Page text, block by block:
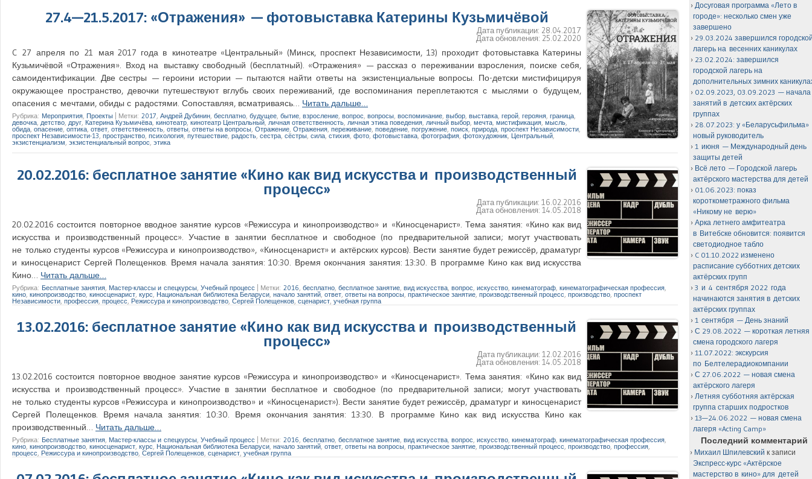
27.4—21.5.2017: «Отражения» — фотовыставка Катерины Кузьмичёвой
Дата публикации: 28.04.2017
Дата обновления: 25.02.2020
C 27 апреля по 21 мая 2017 года в кинотеатре «Центральный» (Минск, проспект Независимости, 13) проходит фотовыставка Катерины
Кузьмичёвой «Отражения». Вход на выставку свободный (бесплатный). «Отражения» — рассказ о переживании взросления, поиске себя,
самоидентификации. Две сестры — героини истории — пытаются найти ответы на экзистенциальные вопросы. По-детски мистифицируя
окружающее пространство, девочки путешествуют вглубь своих переживаний, где воспоминания переплетаются с мыслями о будущем,
опасения с мечтами, обиды с радостями. Сопоставляя, всматриваясь… Читать дальше…
Рубрика: Мероприятия Проекты Метки: 2017 Андрей Дубинин бесплатно будущее бытие взросление вопрос вопросы воспоминание выбор выставка герой герояня граница
девочка детство друг, Катерина Кузьмичёва кинотеатр,кинотеатр Центральный личная ответственность личная этика поведения личный выбор мечта мистификация мысль
обида опасение ,оптика ответ ответственность ответы ответы на вопросы Отражение Отражения переживание поведение, погружение поиск ,природа проспект Независимости
проспект Независимости-13 пространство психология путешествие радость сестра сёстры сила ,стихия фото ,фотовыставка фотография фотохудожник Центральный
экзистенциализм экзистенциальный вопрос этика
20.02.2016: бесплатное занятие «Кино как вид искусства и производственный
процесс»
Дата публикации:16.02.2016
Дата обновления:14.05.2018
20.02.2016 состоится повторное вводное занятие курсов «Режиссура и кинопроизводство» и «Киносценарист». Тема занятия: «Кино как вид
искусства и производственный процесс». Участие в занятии бесплатное и свободное (по предварительной записи; могут участвовать
не только студенты курсов «Режиссура и кинопроизводство», «Киносценарист» и актёрских курсов). Вести занятие будет режиссёр, драматург
и киносценарист Сергей Полещенков. Время начала занятия: 10:30. Время окончания занятия: 13:30. В программе Кино как вид искусства
Кино… Читать дальше…
Рубрика: Бесплатные занятия, Мастер-классы и спецкурсы, Учебный процесс Метки: 2016, бесплатно, бесплатное занятие, вид искусства, вопрос, искусство, кинематограф, кинематографическая профессия,
кино, кинопроизводство, киносценарист, курс, Национальная библиотека Беларуси, начало занятий, ответ, ответы на вопросы, практическое занятие, производственный процесс, производство, проспект
Независимости, профессия, процесс, Режиссура и кинопроизводство, Сергей Полещенков, сценарист, учебная группа
13.02.2016: бесплатное занятие «Кино как вид искусства и производственный
процесс»
Дата публикации:12.02.2016
Дата обновления:14.05.2018
13.02.2016 состоится повторное вводное занятие курсов «Режиссура и кинопроизводство» и «Киносценарист». Тема занятия: «Кино как вид
искусства и производственный процесс». Участие в занятии бесплатное и свободное (по предварительной записи; могут участвовать
не только студенты курсов «Режиссура и кинопроизводство» и «Киносценарист»). Вести занятие будет режиссёр, драматург и киносценарист
Сергей Полещенков. Время начала занятия: 10:30. Время окончания занятия: 13:30. В программе Кино как вид искусства Кино как
производственный… Читать дальше…
Рубрика: Бесплатные занятия, Мастер-классы и спецкурсы, Учебный процесс Метки: 2016, бесплатно, бесплатное занятие, вид искусства, вопрос, искусство, кинематограф, кинематографическая профессия,
кино, кинопроизводство, киносценарист, курс, Национальная библиотека Беларуси, начало занятий, ответ, ответы на вопросы, практическое занятие, производственный процесс, производство, профессия,
процесс, Режиссура и кинопроизводство, Сергей Полещенков, сценарист, учебная группа
Досуговая программа «Лето в
городе»: несколько смен уже
завершено
29.03.2024 завершился
лагерь на весенних каникулах
23.02.2024: завершился
городской лагерь на
дополнительных зимних
02.09.2023, 03.09.2023 — начала
занятий в детских актёрских
группах
28.07.2023: у «Беларусьфильма»
новый руководитель
1 июня — Международный день
защиты детей
Всё лето — Городской лагерь
актёрского мастерства для детей
01.06.2023: показ
короткометражного фильма
«Никому не верю»
Арка летнего амфитеатра
в Витебске обновится: появится
светодиодное табло
C 01.10.2022 изменено
расписание субботних детских
актёрских групп
3 и 4 сентября 2022 года
начинаются занятия в детских
актёрских группах
1 сентября — День знаний
С 29.08.2022 — короткая летняя
смена городского лагеря
11.07.2022: экскурсия
по Белтелерадиокомпании
С 27.06.2022 — новая смена
актёрского лагеря
Летняя субботняя актёрская
группа старших подростков
13—24.06.2022 — новая смена
лагеря «Acting Camp»
Последний комментарий
Михаил Шпилевский к записи
Экспресс-курс «Актёрское
мастерство в кино» для детей